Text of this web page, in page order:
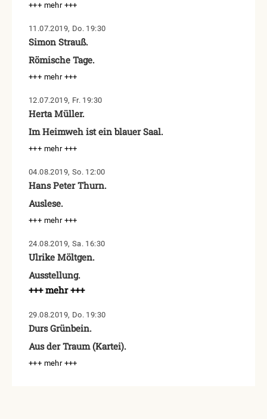
+++ mehr +++
11.07.2019, Do. 19:30
Simon Strauß.
Römische Tage.
+++ mehr +++
12.07.2019, Fr. 19:30
Herta Müller.
Im Heimweh ist ein blauer Saal.
+++ mehr +++
04.08.2019, So. 12:00
Hans Peter Thurn.
Auslese.
+++ mehr +++
24.08.2019, Sa. 16:30
Ulrike Möltgen.
Ausstellung.
+++ mehr +++
29.08.2019, Do. 19:30
Durs Grünbein.
Aus der Traum (Kartei).
+++ mehr +++